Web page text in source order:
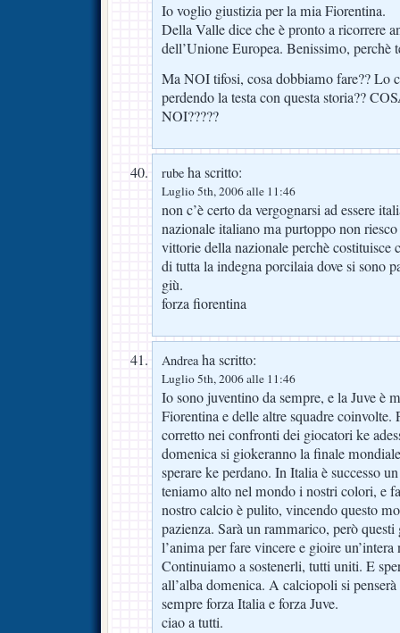
Io voglio giustizia per la mia Fiorentina.
Della Valle dice che è pronto a ricorrere
dell’Unione Europea. Benissimo, perchè
Ma NOI tifosi, cosa dobbiamo fare?? Lo
perdendo la testa con questa storia??
NOI?????
rube ha scritto:
Luglio 5th, 2006 alle 11:46
non c’è certo da vergognarsi ad essere
nazionale italiano ma purtoppo non
vittorie della nazionale perchè costituisce
di tutta la indegna porcilaia dove si sono
giù.
forza fiorentina
Andreaha scritto:
Luglio 5th, 2006 alle 11:46
Io sono juventino da sempre, e la Juve è
Fiorentina e delle altre squadre coinvolte.
corretto nei confronti dei giocatori ke
domenica si giokeranno la finale
sperare ke perdano. In Italia è successo
teniamo alto nel mondo i nostri colori, e
nostro calcio è pulito, vincendo questo
pazienza. Sarà un rammarico, però
l’anima per fare vincere e gioire
Continuiamo a sostenerli, tutti uniti. E
all’alba domenica. A calciopoli si
sempre forza Italia e forza Juve.
ciao a tutti.